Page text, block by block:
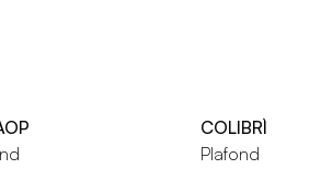
COLIBRÌ
Plafond